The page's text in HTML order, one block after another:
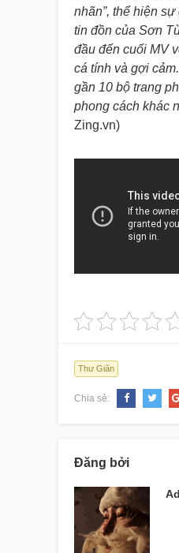
nhãn”, thể hiện
tin đồn của Sơn
đầu đến cuối MV
cá tính và gợi
gần 10 bộ trang
phong cách khác
Zing.vn)
Thư Giãn
Chia sẻ:
Đăng bởi